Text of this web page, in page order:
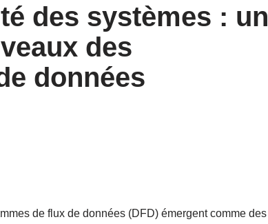
des systèmes : un
des
données
de flux de données (DFD) émergent comme des